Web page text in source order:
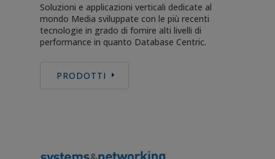
Soluzioni e applicazioni verticali dedicate al
mondo Media sviluppate con le più recenti
tecnologie in grado di fornire alti livelli di
performance in quanto Database Centric.
PRODOTTI